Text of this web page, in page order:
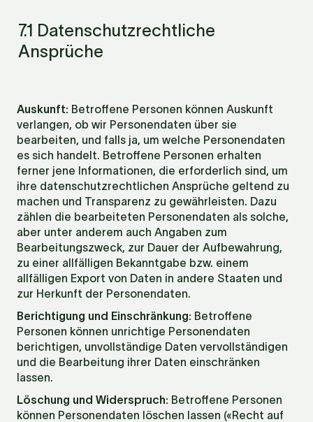
7.1 Datenschutzrechtliche
Ansprüche
Auskunft: Betroffene Personen können Auskunft
verlangen, ob wir Personendaten über sie
bearbeiten, und falls ja, um welche Personendaten
es sich handelt. Betroffene Personen erhalten
ferner jene Informationen, die erforderlich sind, um
ihre datenschutzrechtlichen Ansprüche geltend zu
machen und Transparenz zu gewährleisten. Dazu
zählen die bearbeiteten Personendaten als solche,
aber unter anderem auch Angaben zum
Bearbeitungszweck, zur Dauer der Aufbewahrung,
zu einer allfälligen Bekanntgabe bzw. einem
allfälligen Export von Daten in andere Staaten und
zur Herkunft der Personendaten.
Berichtigung und Einschränkung: Betroffene
Personen können unrichtige Personendaten
berichtigen, unvollständige Daten vervollständigen
und die Bearbeitung ihrer Daten einschränken
lassen.
Löschung und Widerspruch: Betroffene Personen
können Personendaten löschen lassen («Recht auf